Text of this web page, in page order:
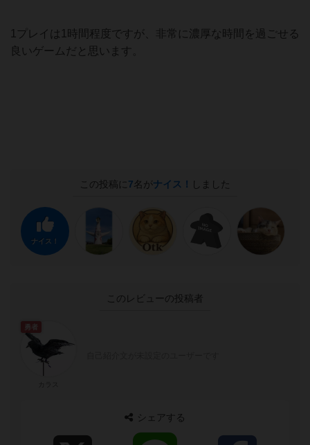
1プレイは1時間程度ですが、非常に濃厚な時間を過ごせる
良いゲームだと思います。
この投稿に 7名がナイス！ しました
ナイス！
このレビューの投稿者
勇者
シェアする